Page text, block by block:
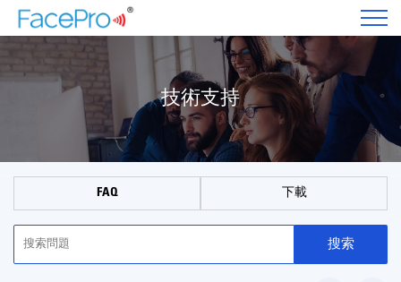
技術支持
FAQ 下載
搜索